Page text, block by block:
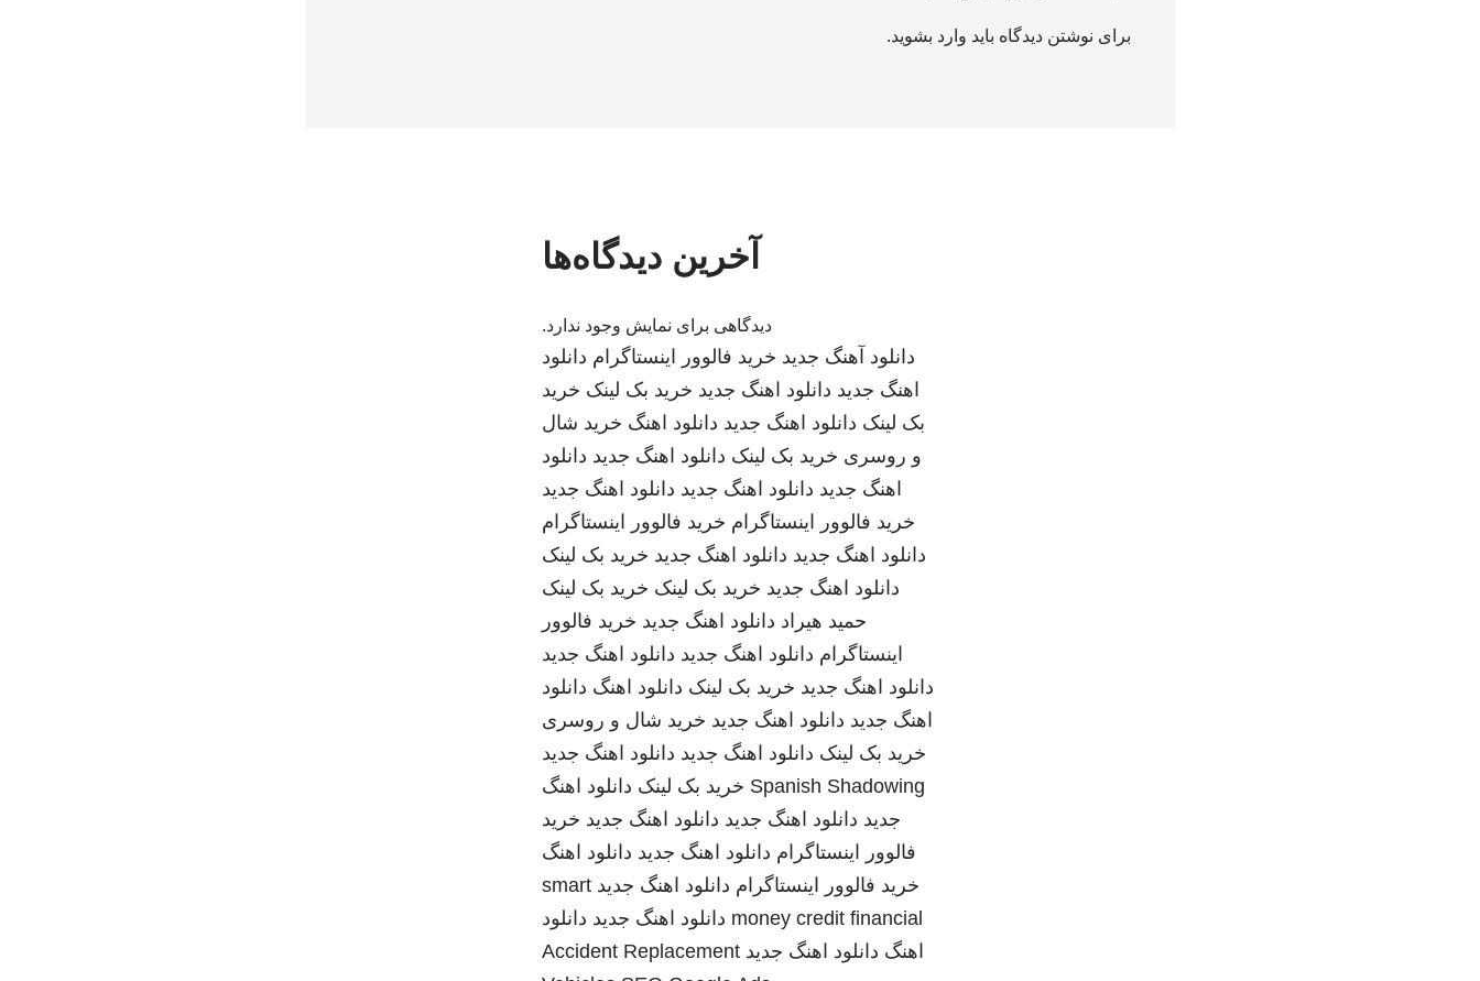
برای نوشتن دیدگاه باید وارد بشوید.
آخرین دیدگاه‌ها
دیدگاهی برای نمایش وجود ندارد.
دانلود آهنگ جدید خرید فالوور اینستاگرام دانلود
اهنگ جدید دانلود اهنگ جدید خرید بک لینک خرید
بک لینک دانلود اهنگ جدید دانلود اهنگ خرید شال
و روسری خرید بک لینک دانلود اهنگ جدید دانلود
اهنگ جدید دانلود اهنگ جدید دانلود اهنگ جدید
خرید فالوور اینستاگرام خرید فالوور اینستاگرام
دانلود اهنگ جدید دانلود اهنگ جدید خرید بک لینک
دانلود اهنگ جدید خرید بک لینک خرید بک لینک
حمید هیراد دانلود اهنگ جدید خرید فالوور
اینستاگرام دانلود اهنگ جدید دانلود اهنگ جدید
دانلود اهنگ جدید خرید بک لینک دانلود اهنگ دانلود
اهنگ جدید دانلود اهنگ جدید خرید شال و روسری
خرید بک لینک دانلود اهنگ جدید دانلود اهنگ جدید
Spanish Shadowing خرید بک لینک دانلود اهنگ
جدید دانلود اهنگ جدید دانلود اهنگ جدید خرید
فالوور اینستاگرام دانلود اهنگ جدید دانلود اهنگ
خرید فالوور اینستاگرام دانلود اهنگ جدید smart
money credit financial دانلود اهنگ جدید دانلود
اهنگ دانلود اهنگ جدید Accident Replacement